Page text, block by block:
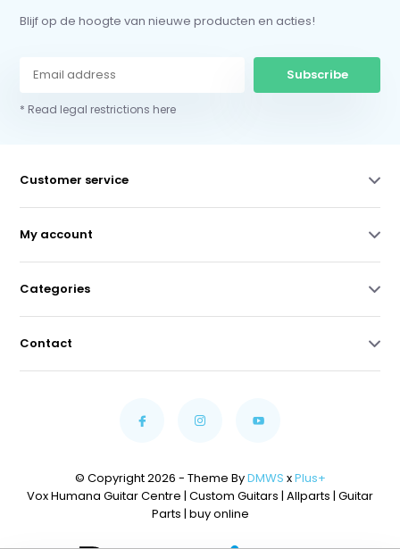
Blijf op de hoogte van nieuwe producten en acties!
Subscribe
* Read legal restrictions here
Customer service
My account
Categories
Contact
© Copyright 2026 - Theme ByDMWS xPlus+
Vox Humana Guitar Centre | Custom Guitars | Allparts | Guitar
Parts | buy online